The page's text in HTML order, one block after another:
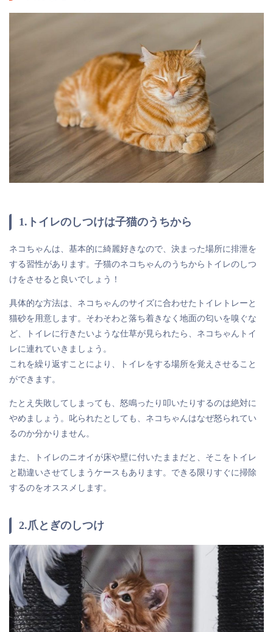
1.トイレのしつけは子猫のうちから
ネコちゃんは、基本的に綺麗好きなので、決まった場所に排泄を
する習性があります。子猫のネコちゃんのうちからトイレのしつ
けをさせると良いでしょう！
具体的な方法は、ネコちゃんのサイズに合わせたトイレトレーと
猫砂を用意します。そわそわと落ち着きなく地面の匂いを嗅ぐな
ど、トイレに行きたいような仕草が見られたら、ネコちゃんトイ
レに連れていきましょう。
これを繰り返すことにより、トイレをする場所を覚えさせること
ができます。
たとえ失敗してしまっても、怒鳴ったり叩いたりするのは絶対に
やめましょう。叱られたとしても、ネコちゃんはなぜ怒られてい
るのか分かりません。
また、トイレのニオイが床や壁に付いたままだと、そこをトイレ
と勘違いさせてしまうケースもあります。できる限りすぐに掃除
するのをオススメします。
2.爪とぎのしつけ